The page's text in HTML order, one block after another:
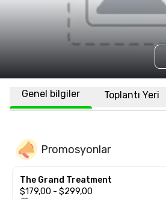
Genel bilgiler Toplantı Yeri
Promosyonlar
The Grand Treatment
$179,00 - $299,00